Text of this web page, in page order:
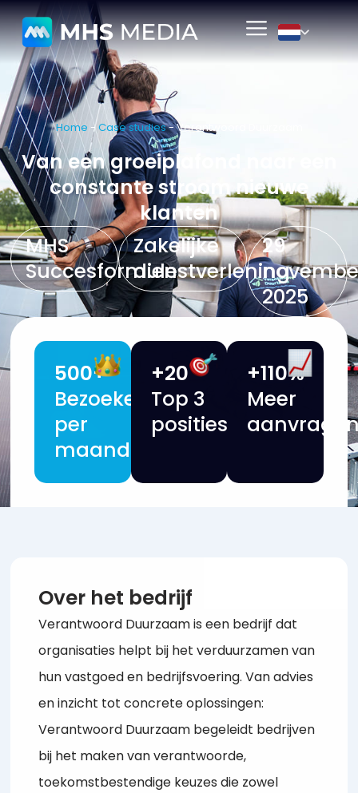
Home -Case studies-Verantwoord Duurzaam
Van een groeiplafond naar een
constante stroom nieuwe
klanten
MHS
Succesformule
Zakelijke
dienstverlening
29
2025
500+
Bezoekers
per
maand
+20
Top 3
posities
+110%
Meer
Over het bedrijf
Verantwoord Duurzaam is een bedrijf dat
organisaties helpt bij het verduurzamen van
hun vastgoed en bedrijfsvoering. Van advies
en inzicht tot concrete oplossingen:
Verantwoord Duurzaam begeleidt bedrijven
bij het maken van verantwoorde,
toekomstbestendige keuzes die zowel